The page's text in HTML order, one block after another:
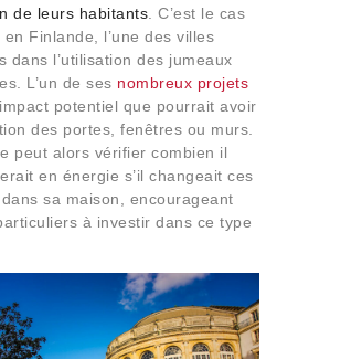
de leurs habitants . C’est le cas
en Finlande, l’une des villes
dans l’utilisation des jumeaux
L’un de ses nombreux projets
potentiel que pourrait avoir
des portes, fenêtres ou murs.
peut alors vérifier combien il
en énergie s’il changeait ces
sa maison, encourageant
à investir dans ce type